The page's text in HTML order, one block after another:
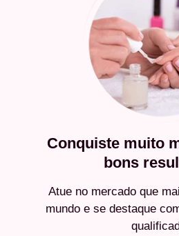
Conquiste muito
bons
Atue no mercado que
mundo e se destaque